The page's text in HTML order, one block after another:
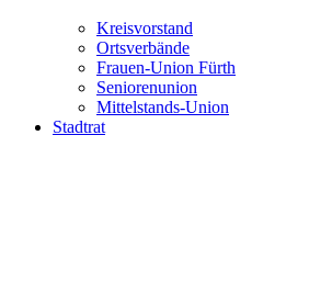
Kreisvorstand
Ortsverbände
Frauen-Union Fürth
Seniorenunion
Mittelstands-Union
Stadtrat